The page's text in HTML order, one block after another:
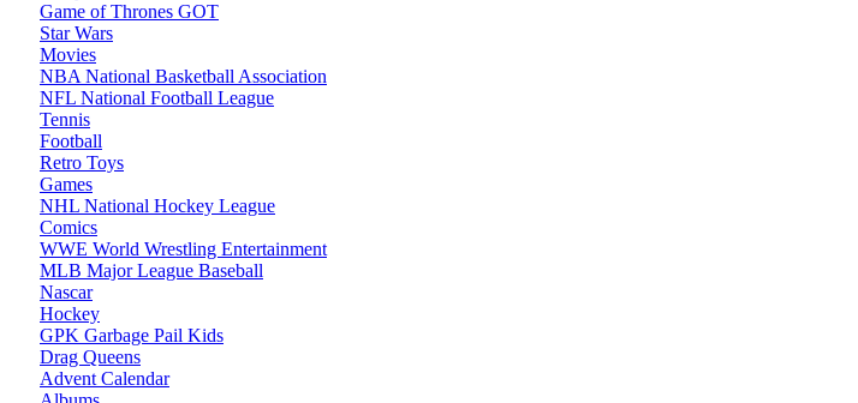
Game of Thrones GOT
Star Wars
Movies
NBA National Basketball Association
NFL National Football League
Tennis
Football
Retro Toys
Games
NHL National Hockey League
Comics
WWE World Wrestling Entertainment
MLB Major League Baseball
Nascar
Hockey
GPK Garbage Pail Kids
Drag Queens
Advent Calendar